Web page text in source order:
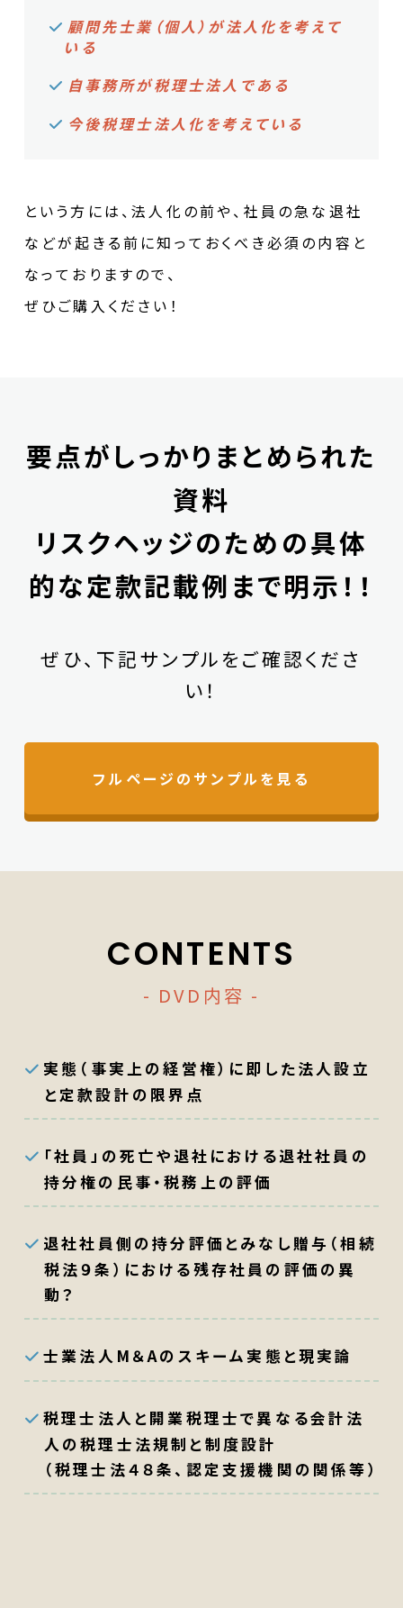
顧問先士業（個人）が法人化を考えて
いる
自事務所が税理士法人である
今後税理士法人化を考えている
という方には、法人化の前や、社員の急な退社
などが起きる前に知っておくべき必須の内容と
なっておりますので、
ぜひご購入ください！
要点がしっかりまとめられた
資料
リスクヘッジのための具体
的な定款記載例まで明示！！
ぜひ、下記サンプルをご確認くださ
い！
フルページのサンプルを見る
CONTENTS
- DVD内容 -
実態（事実上の経営権）に即した法人設立
と定款設計の限界点
「社員」の死亡や退社における退社社員の
持分権の民事・税務上の評価
退社社員側の持分評価とみなし贈与（相続
税法９条）における残存社員の評価の異
動？
士業法人M＆Aのスキーム実態と現実論
税理士法人と開業税理士で異なる会計法
人の税理士法規制と制度設計
（税理士法４８条、認定支援機関の関係等）